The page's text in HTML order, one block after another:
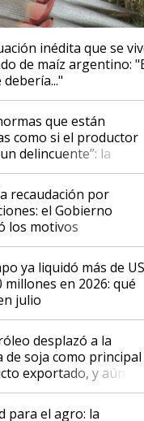
inédita que se
de maíz argentino:
debería..."
que están
como si el productor
delincuente”: la
llegó al
Aapresid y hasta se
financiamiento al
recaudación por
el Gobierno
los motivos
ya liquidó más de
millones en 2026: qué
julio
desplazó a la
de soja como principal
exportado, y aún así
aportó casi seis de
y sostuvo el
para el agro: la